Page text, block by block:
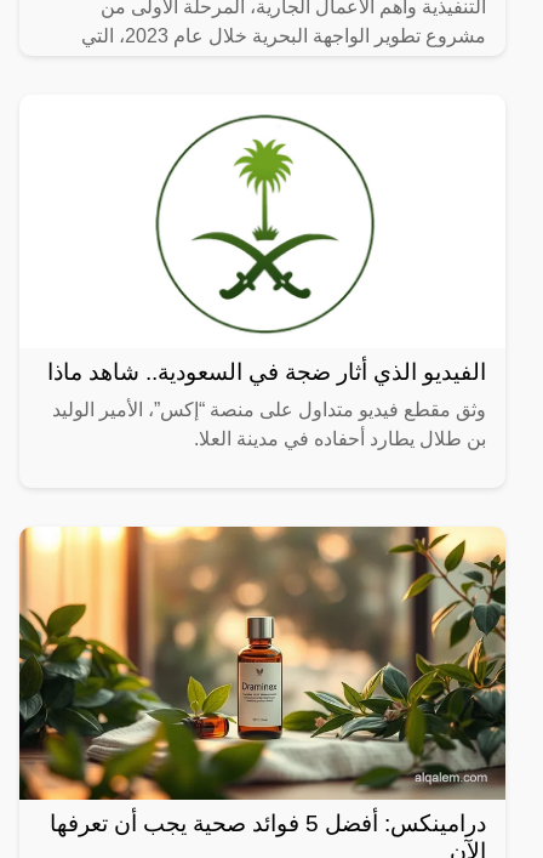
التنفيذية وأهم الأعمال الجارية، المرحلة الأولى من
مشروع تطوير الواجهة البحرية خلال عام 2023، التي
الفيديو الذي أثار ضجة في السعودية.. شاهد ماذا
وثق مقطع فيديو متداول على منصة “إكس”، الأمير الوليد
بن طلال يطارد أحفاده في مدينة العلا.
درامينكس: أفضل 5 فوائد صحية يجب أن تعرفها
الآن